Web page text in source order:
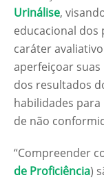
Urinálise,
educacional dos
caráter
aperfeiçoar suas
dos resultados
habilidades
de não
“Compreender
de Proficiência)